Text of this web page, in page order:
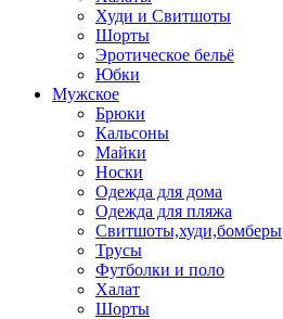
Худи и Свитшоты
Шорты
Эротическое бельё
Юбки
Мужское
Брюки
Кальсоны
Майки
Носки
Одежда для дома
Одежда для пляжа
Свитшоты,худи,бомберы
Трусы
Футболки и поло
Халат
Шорты